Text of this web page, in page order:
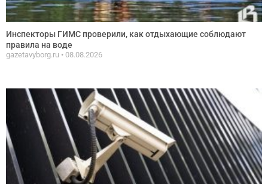
Инспекторы ГИМС проверили, как отдыхающие соблюдают
правила на воде
gazetavyborg.ru 08.08.2026